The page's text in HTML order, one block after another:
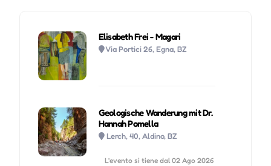
Elisabeth Frei - Magari
Via Portici 26, Egna, BZ
Geologische Wanderung mit Dr.
Hannah Pomella
Lerch, 40, Aldino, BZ
L'evento si tiene dal 02 Ago 2026